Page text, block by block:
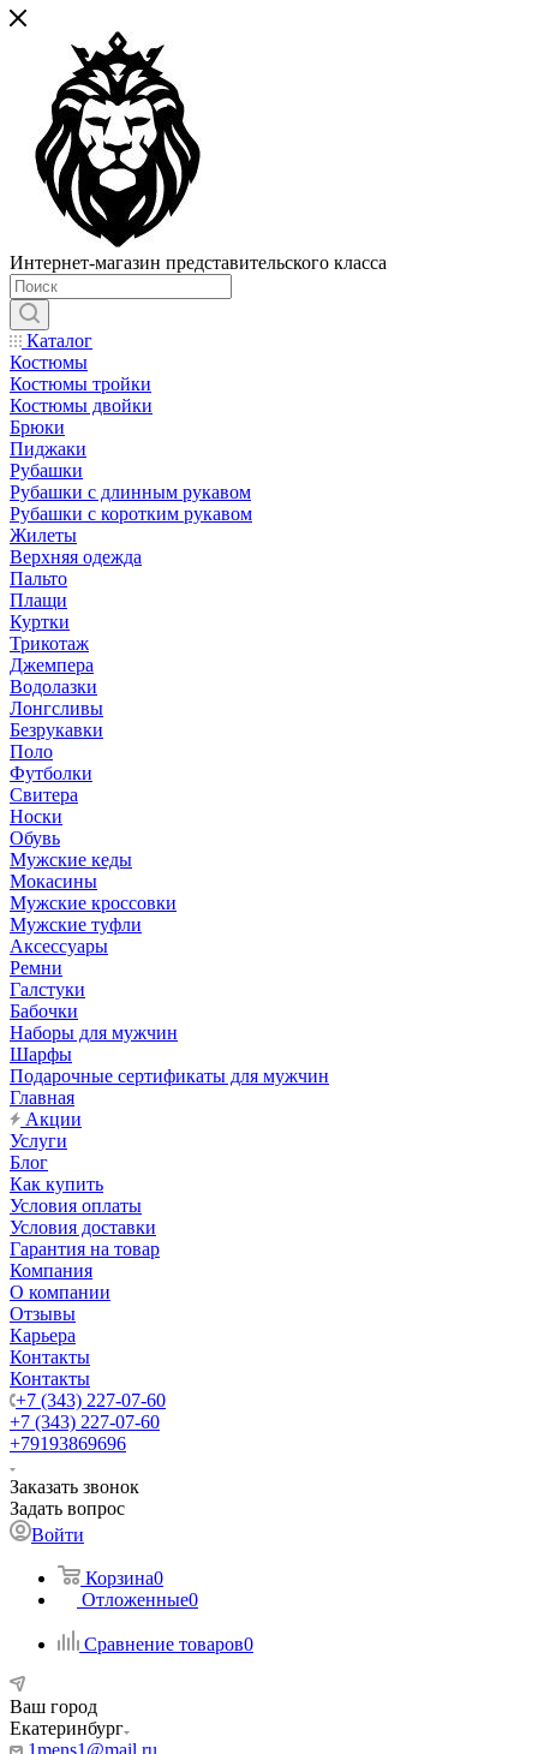
Интернет-магазин представительского класса
Каталог
Костюмы
Костюмы тройки
Костюмы двойки
Брюки
Пиджаки
Рубашки
Рубашки с длинным рукавом
Рубашки с коротким рукавом
Жилеты
Верхняя одежда
Пальто
Плащи
Куртки
Трикотаж
Джемпера
Водолазки
Лонгсливы
Безрукавки
Поло
Футболки
Свитера
Носки
Обувь
Мужские кеды
Мокасины
Мужские кроссовки
Мужские туфли
Аксессуары
Ремни
Галстуки
Бабочки
Наборы для мужчин
Шарфы
Подарочные сертификаты для мужчин
Главная
Акции
Услуги
Блог
Как купить
Условия оплаты
Условия доставки
Гарантия на товар
Компания
О компании
Отзывы
Карьера
Контакты
Контакты
+7 (343) 227-07-60
+7 (343) 227-07-60
+79193869696
Заказать звонок
Задать вопрос
Войти
Корзина0
Отложенные0
Сравнение товаров0
Ваш город
Екатеринбург
1mens1@mail.ru